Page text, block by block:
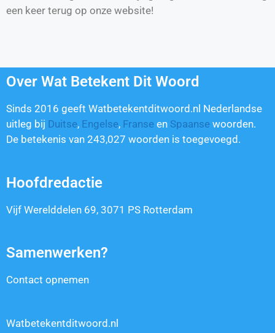
een keer terug op onze website!
Over Wat Betekent Dit Woord
Sinds 2016 geeft Watbetekentditwoord.nl Nederlandse
uitleg bij Duitse, Engelse, Franse en Spaanse woorden.
De betekenis van 243,027 woorden is toegevoegd.
Hoofdredactie
Vijf Werelddelen 69, 3071 PS Rotterdam
Samenwerken?
Contact opnemen
Watbetekentditwoord.nl